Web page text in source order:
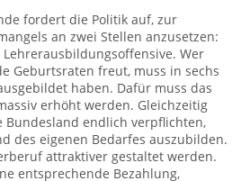
fordert die Politik auf, zur
an zwei Stellen anzusetzen:
Wer
Geburtsraten freut, muss in sechs
haben. Dafür muss das
erhöht werden. Gleichzeitig
Bundesland endlich verpflichten,
des eigenen Bedarfes auszubilden.
attraktiver gestaltet werden.
entsprechende Bezahlung,